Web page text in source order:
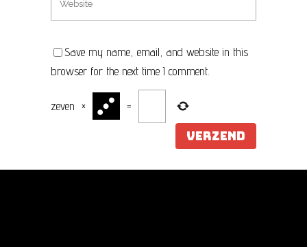
Save my name, email, and website in this
browser for the next time I comment.
zeven × =